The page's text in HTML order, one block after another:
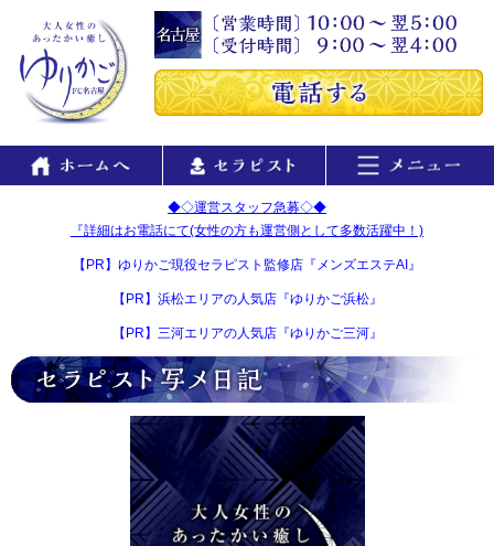
◆◇運営スタッフ急募◇◆
『詳細はお電話にて(女性の方も運営側として多数活躍中！)
【PR】ゆりかご現役セラピスト監修店『メンズエステAI』
【PR】浜松エリアの人気店『ゆりかご浜松』
【PR】三河エリアの人気店『ゆりかご三河』